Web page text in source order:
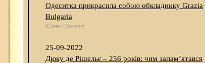
Одеситка прикрасила собою обкладинку Grazia
Bulgaria
(Слово / Новости)
25-09-2022
Дюку де Рішельє – 256 років: чим запам’ятався